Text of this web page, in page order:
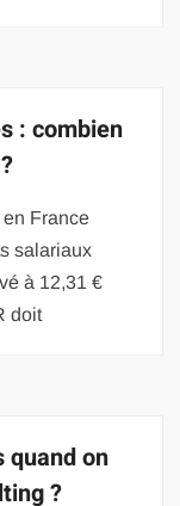
: combien
en France
salariaux
à 12,31 €
doit
quand on
?